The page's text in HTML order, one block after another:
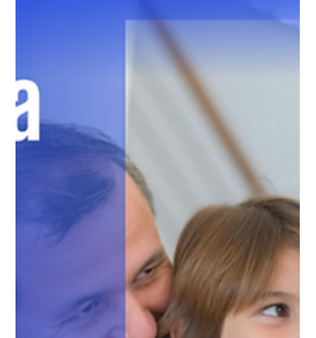
6 oct 2025
+Uruguay lanzó un programa
exclusivo para diputados sobre la
realidad socioeconómica del país
La primera incubadora de liderazgo público del país presentó
un ciclo de ocho encuentros presenciales a cargo de
especialistas de CERES , para analizar seguridad, educación,
salud, turismo, crédito, forestación, riego y zonas francas
Montevideo, Uruguay. 6 de octubre de 2025. +Uruguay , la
primera incubadora de liderazgo público del país, continúa
impulsando espacios de formación y diálogo plural con el
lanzamiento de un nuevo programa dirigido exclusivamente
a diputados tit